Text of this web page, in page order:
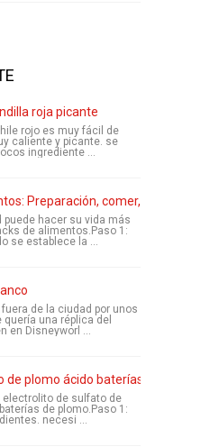
roja picante
rojo es muy fácil de
caliente y picante. se
ingrediente ...
Preparación, comer, limpieza
puede hacer su vida más
de alimentos.Paso 1:
se establece la ...
de la ciudad por unos
una réplica del
en Disneyworl ...
plomo ácido baterías conversión
electrolito de sulfato de
de plomo.Paso 1:
necesi ...